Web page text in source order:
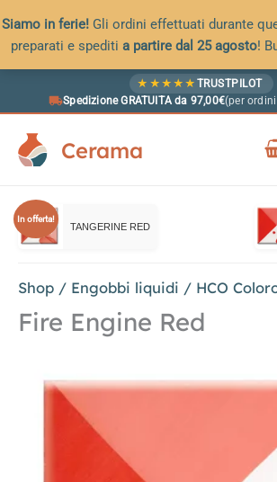
Siamo in ferie! Gli ordini effettuati durante
preparati e spediti a partire dal 25 agosto!
★ ★ ★ ★ ★ TRUSTPILOT
Spedizione GRATUITA da 97,00€(per
Cerama
In offerta!
TANGERINE RED
Shop / Engobbi liquidi / HCO
Fire Engine Red